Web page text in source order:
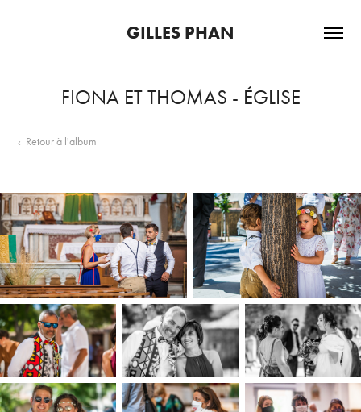
GILLES PHAN
FIONA ET THOMAS - ÉGLISE
‹ Retour à l'album